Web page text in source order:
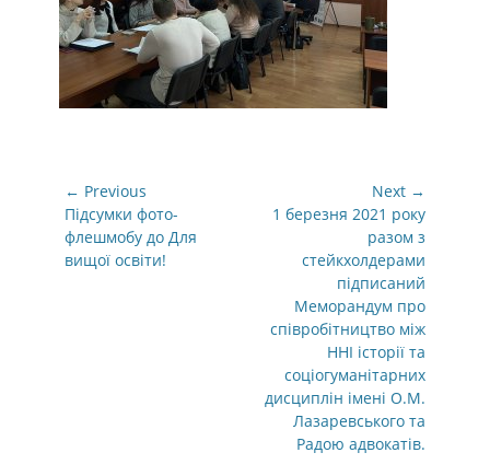
Навігація
записів
← Previous
Previous
post:
Підсумки фото-
флешмобу до Для
вищої освіти!
Next →
Next1 березня 2021 року
разом з
стейкхолдерами
підписаний
Меморандум про
співробітництво між
ННІ історії та
соціогуманітарних
дисциплін імені О.М.
Лазаревського та
Радою адвокатів.